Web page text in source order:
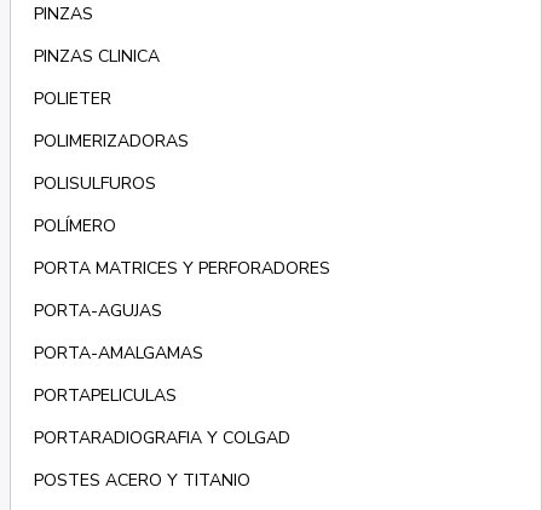
PINZAS
PINZAS CLINICA
POLIETER
POLIMERIZADORAS
POLISULFUROS
POLÍMERO
PORTA MATRICES Y PERFORADORES
PORTA-AGUJAS
PORTA-AMALGAMAS
PORTAPELICULAS
PORTARADIOGRAFIA Y COLGAD
POSTES ACERO Y TITANIO